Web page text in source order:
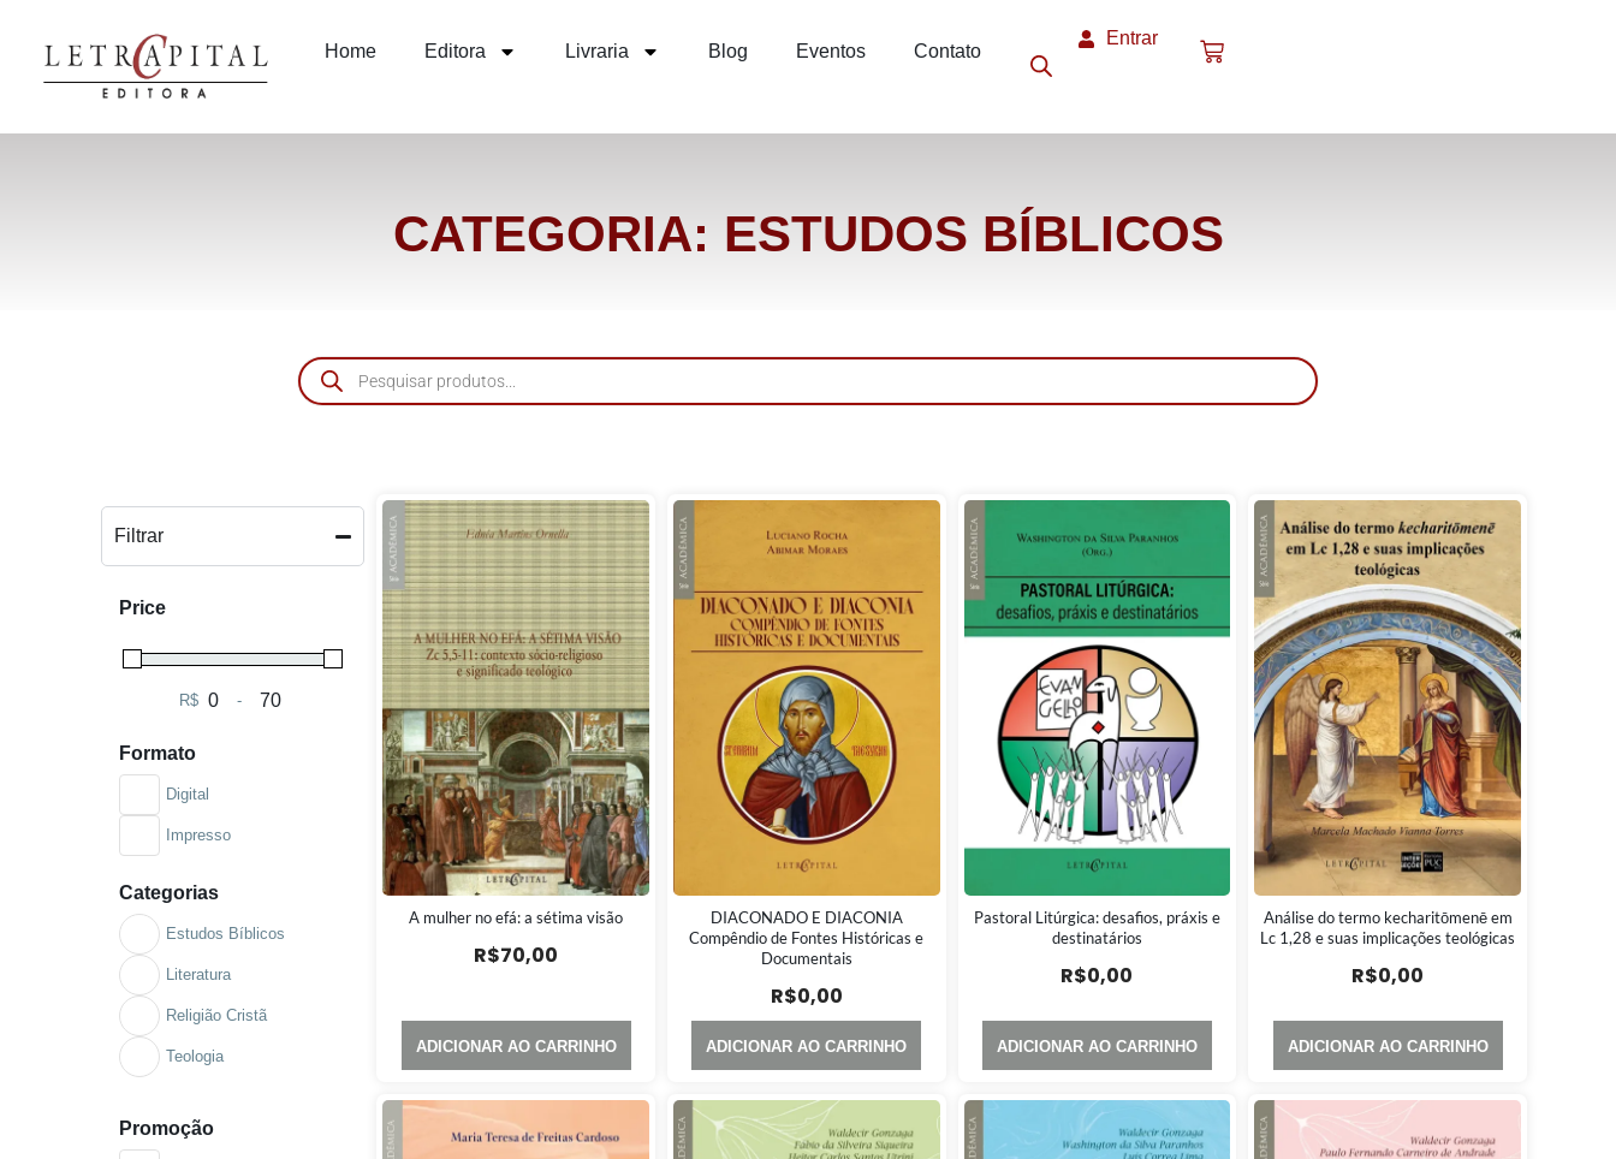
Home Editora Livraria Blog Eventos Contato
Entrar
CATEGORIA: ESTUDOS BÍBLICOS
Filtrar
Price
R$ Minimum Price
-Maximum Price
Formato
Digital
Impresso
Categorias
Estudos Bíblicos
Literatura
Religião Cristã
Teologia
Promoção
A mulher no efá: a sétima visão
R$70,00
ADICIONAR AO CARRINHO
DIACONADO E DIACONIA
Compêndio de Fontes Históricas e
Documentais
R$0,00
ADICIONAR AO CARRINHO
Pastoral Litúrgica: desafios, práxis e
destinatários
R$0,00
ADICIONAR AO CARRINHO
Análise do termo kecharitōmenē em
Lc 1,28 e suas implicações teológicas
R$0,00
ADICIONAR AO CARRINHO